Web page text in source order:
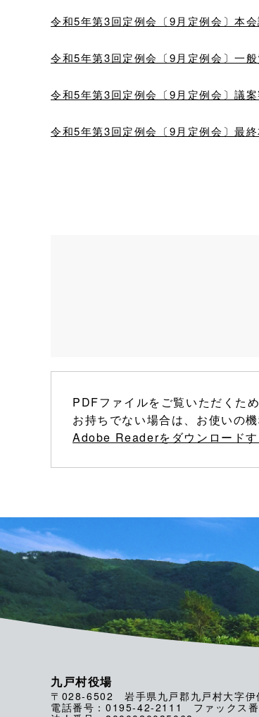
令和5年第3回定例会〔9月定例会〕本
令和5年第3回定例会〔9月定例会〕一
令和5年第3回定例会〔9月定例会〕議
令和5年第3回定例会〔9月定例会〕最
PDFファイルをご覧いただくた
お持ちでない場合は、お使いの
Adobe Readerをダウンロードす
九戸村役場
〒028-6502 岩手県九戸郡九戸村大字伊
電話番号：0195-42-2111 ファックス